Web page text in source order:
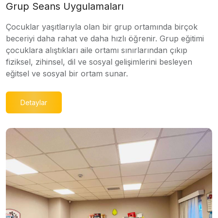
Grup Seans Uygulamaları
Çocuklar yaşıtlarıyla olan bir grup ortamında birçok
beceriyi daha rahat ve daha hızlı öğrenir. Grup eğitimi
çocuklara alıştıkları aile ortamı sınırlarından çıkıp
fiziksel, zihinsel, dil ve sosyal gelişimlerini besleyen
eğitsel ve sosyal bir ortam sunar.
Detaylar